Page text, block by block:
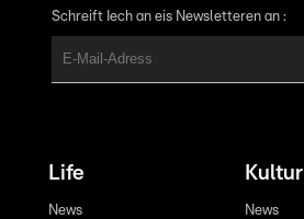
Schreift Iech an eis Newsletteren an :
Life
News
Kultur
News